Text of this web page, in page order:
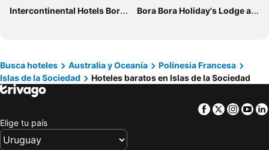
Intercontinental Hotels Bora Bora Resort Thalasso Spa By Ihg
Bora Bora Holiday's Lodge and Villa
Busca hoteles Australia y Oceanía
Polinesia Francesa
Islas de la Sociedad
Hoteles baratos en Islas de la Sociedad
Facebook
Twitter
Elige tu país